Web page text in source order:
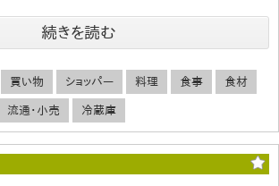
続きを読む
買い物 ショッパー 料理 食事 食材
流通・小売 冷蔵庫